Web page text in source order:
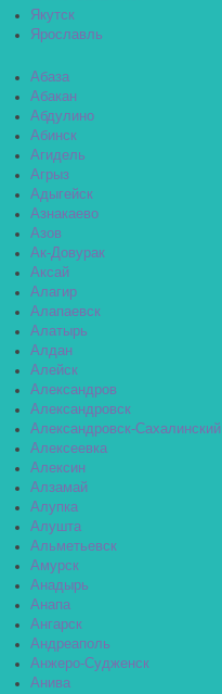
Якутск
Ярославль
Абаза
Абакан
Абдулино
Абинск
Агидель
Агрыз
Адыгейск
Азнакаево
Азов
Ак-Довурак
Аксай
Алагир
Алапаевск
Алатырь
Алдан
Алейск
Александров
Александровск
Александровск-Сахалинский
Алексеевка
Алексин
Алзамай
Алупка
Алушта
Альметьевск
Амурск
Анадырь
Анапа
Ангарск
Андреаполь
Анжеро-Судженск
Анива